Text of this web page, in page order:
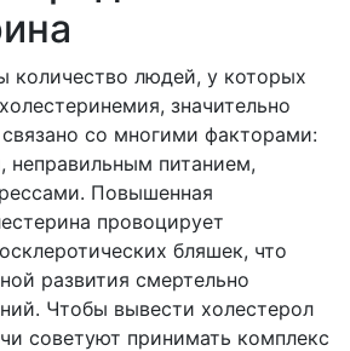
количество людей, у которых
значительно
со многими факторами:
неправильным питанием,
Повышенная
провоцирует
бляшек, что
развития смертельно
Чтобы вывести холестерол
советуют принимать комплекс